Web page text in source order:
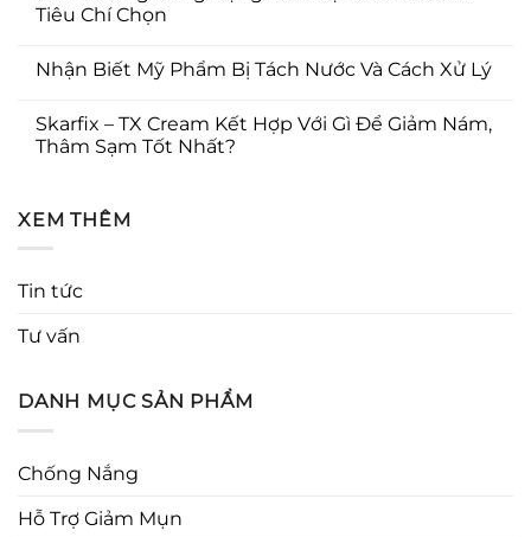
Tiêu Chí Chọn
Nhận Biết Mỹ Phẩm Bị Tách Nước Và Cách Xử Lý
Skarfix – TX Cream Kết Hợp Với Gì Để Giảm Nám,
Thâm Sạm Tốt Nhất?
XEM THÊM
Tin tức
Tư vấn
DANH MỤC SẢN PHẨM
Chống Nắng
Hỗ Trợ Giảm Mụn